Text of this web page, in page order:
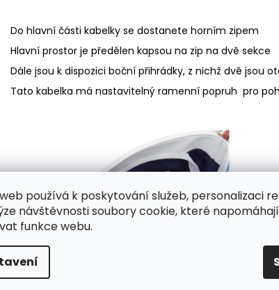
používá k poskytování služeb, personalizaci
návštěvnosti soubory cookie, které
funkce webu.
Do hlavní části kabelky se dostanete horním zipem
Hlavní prostor je předělen kapsou na zip na dvě sekce
Dále jsou k dispozici boční přihrádky, z nichž dvě jsou
Tato kabelka má nastavitelný ramenní popruh pro